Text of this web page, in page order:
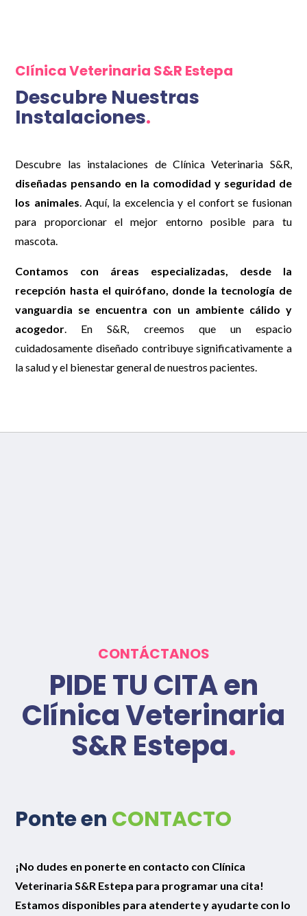
Clínica Veterinaria S&R Estepa
Descubre Nuestras
Instalaciones.
Descubre las instalaciones de Clínica Veterinaria S&R,
diseñadas pensando en la comodidad y seguridad de
los animales . Aquí, la excelencia y el confort se fusionan
para proporcionar el mejor entorno posible para tu
mascota.
Contamos con áreas especializadas, desde la
recepción hasta el quirófano, donde la tecnología de
vanguardia se encuentra con un ambiente cálido y
acogedor . En S&R, creemos que un espacio
cuidadosamente diseñado contribuye significativamente a
la salud y el bienestar general de nuestros pacientes.
CONTÁCTANOS
PIDE TU CITA en
Clínica Veterinaria
S&R Estepa.
Ponte en CONTACTO
¡No dudes en ponerte en contacto con Clínica
Veterinaria S&R Estepa para programar una cita!
Estamos disponibles para atenderte y ayudarte con lo